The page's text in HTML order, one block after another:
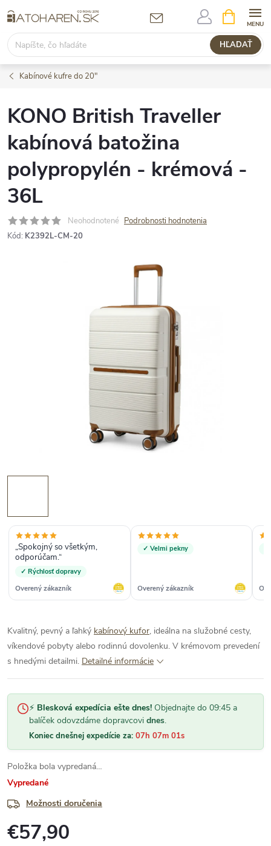
na
obsah
HĽADAŤ
KOŠÍK
Kabínové kufre do 20"
KONO British Traveller
kabínová batožina
polypropylén - krémová -
36L
Neohodnotené Podrobnosti hodnotenia
Kód: K2392L-CM-20
„Spokojný so všetkým,
odporúčam.“
✓ Rýchlosť dopravy
Overený zákazník
✓ Velmi pekny
Overený zákazník
Kvalitný, pevný a ľahký kabínový kufor, ideálna na služobné cesty,
víkendové pobyty alebo rodinnú dovolenku. V krémovom prevedení
s hnedými detailmi. Detailné informácie
⚡ Blesková expedícia ešte dnes! Objednajte do 09:45 a
balíček odovzdáme dopravcovi dnes.
Koniec dnešnej expedície za: 07h 07m 00s
Položka bola vypredaná…
Vypredané
Možnosti doručenia
€57,90